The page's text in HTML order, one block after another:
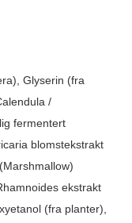
Glyserin (fra
/
fermentert
blomstekstrakt
ekstrakt
(fra planter),